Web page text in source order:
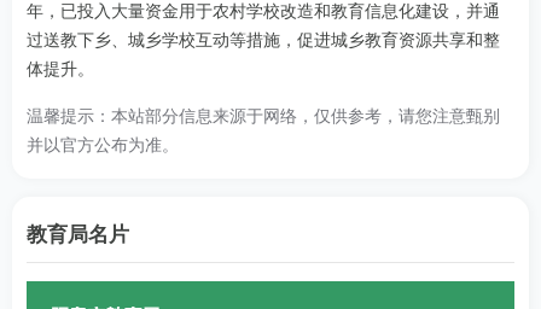
年，已投入大量资金用于农村学校改造和教育信息化建设，并通
过送教下乡、城乡学校互动等措施，促进城乡教育资源共享和整
体提升。
温馨提示：本站部分信息来源于网络，仅供参考，请您注意甄别
并以官方公布为准。
教育局名片